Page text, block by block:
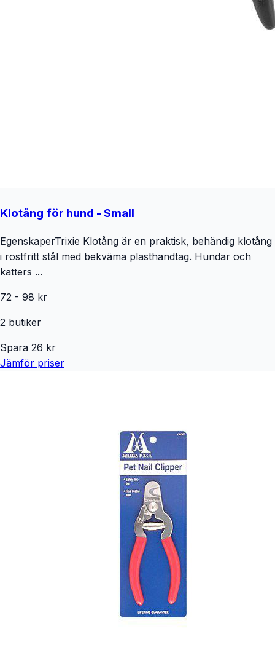
Klotång för hund - Small
EgenskaperTrixie Klotång är en praktisk, behändig klotång
i rostfritt stål med bekväma plasthandtag. Hundar och
katters ...
72 - 98 kr
2 butiker
Spara 26 kr
Jämför priser